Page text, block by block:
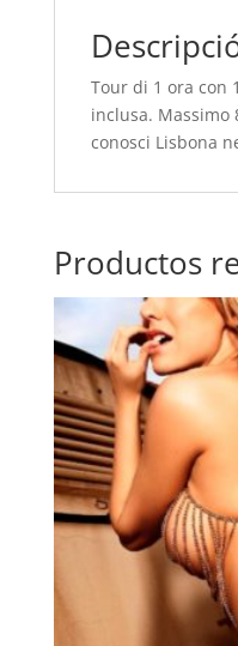
Tour di 1 ora con
inclusa. Massimo
conosci Lisbona
Productos